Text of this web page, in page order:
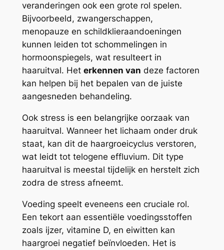
veranderingen ook een grote rol spelen.
Bijvoorbeeld, zwangerschappen,
menopauze en schildklieraandoeningen
kunnen leiden tot schommelingen in
hormoonspiegels, wat resulteert in
haaruitval. Het erkennen van deze factoren
kan helpen bij het bepalen van de juiste
aangesneden behandeling.
Ook stress is een belangrijke oorzaak van
haaruitval. Wanneer het lichaam onder druk
staat, kan dit de haargroeicyclus verstoren,
wat leidt tot telogene effluvium. Dit type
haaruitval is meestal tijdelijk en herstelt zich
zodra de stress afneemt.
Voeding speelt eveneens een cruciale rol.
Een tekort aan essentiële voedingsstoffen
zoals ijzer, vitamine D, en eiwitten kan
haargroei negatief beïnvloeden. Het is